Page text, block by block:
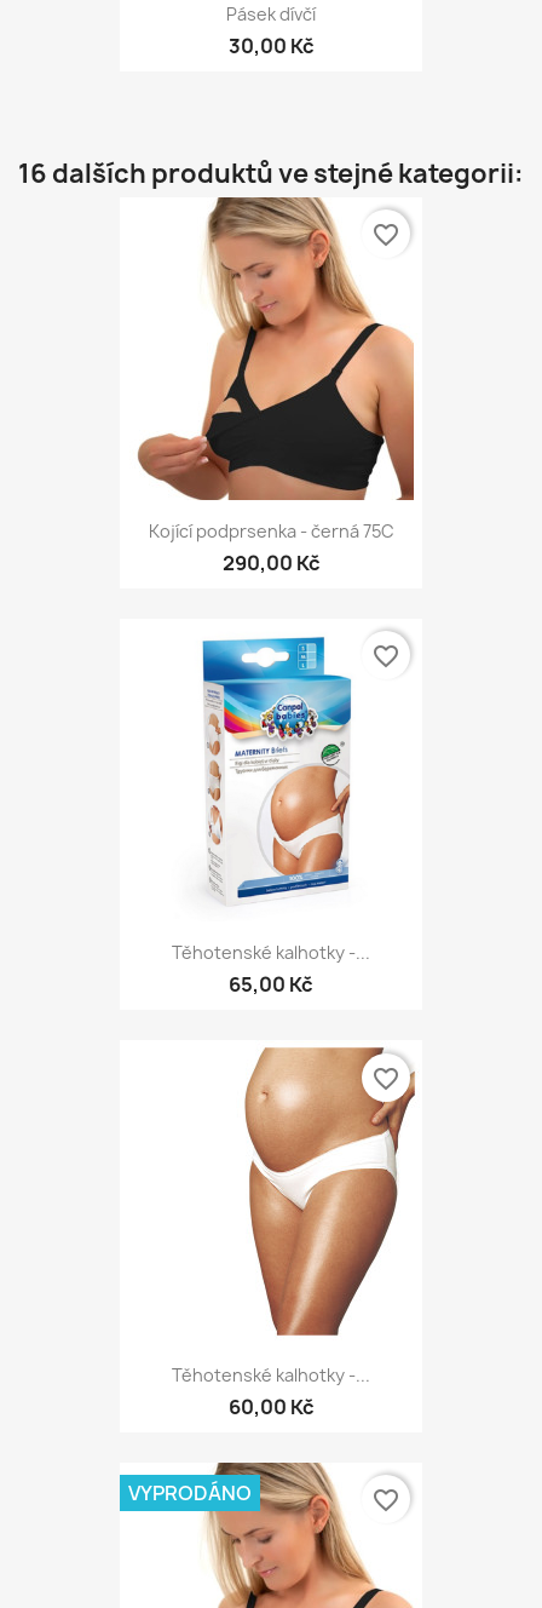
Pásek dívčí
30,00 Kč
16 dalších produktů ve stejné kategorii:
Kojící podprsenka - černá 75C
290,00 Kč
favorite_border
Těhotenské kalhotky -...
65,00 Kč
favorite_border
Těhotenské kalhotky -...
60,00 Kč
favorite_border
VYPRODÁNO favorite_border